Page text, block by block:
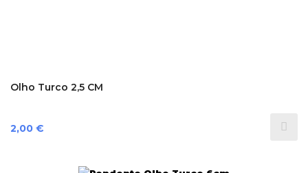
Olho Turco 2,5 CM
Preço
2,00 €